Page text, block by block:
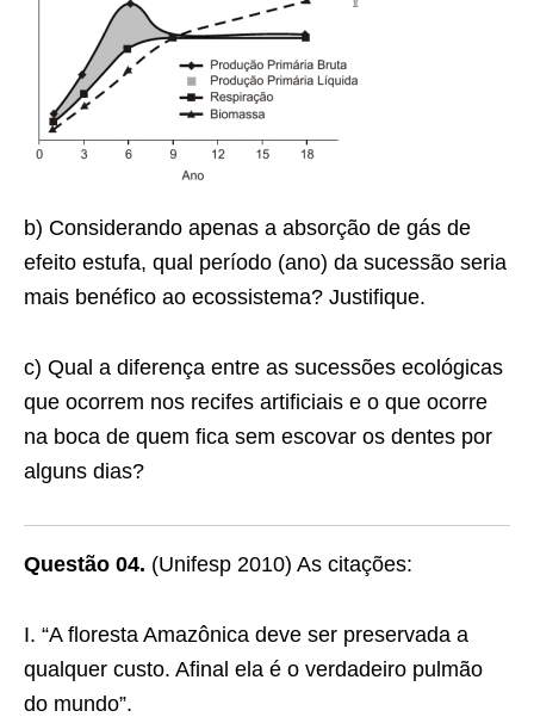
b) Considerando apenas a absorção de gás de
efeito estufa, qual período (ano) da sucessão seria
mais benéfico ao ecossistema? Justifique.
c) Qual a diferença entre as sucessões ecológicas
que ocorrem nos recifes artificiais e o que ocorre
na boca de quem fica sem escovar os dentes por
alguns dias?
Questão 04. (Unifesp 2010) As citações:
I. “A floresta Amazônica deve ser preservada a
qualquer custo. Afinal ela é o verdadeiro pulmão
do mundo”.